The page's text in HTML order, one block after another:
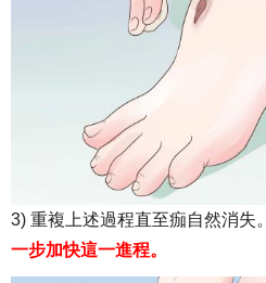
3) 重複上述過程直至痂自然消失。
一步加快這一進程。